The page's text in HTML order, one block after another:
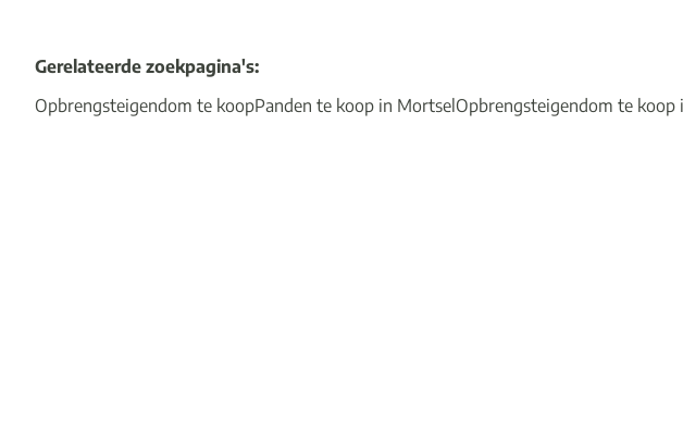
Gerelateerde zoekpagina's:
Opbrengsteigendom te koopPanden te koop in Mortsel Opbrengsteigendom te koop